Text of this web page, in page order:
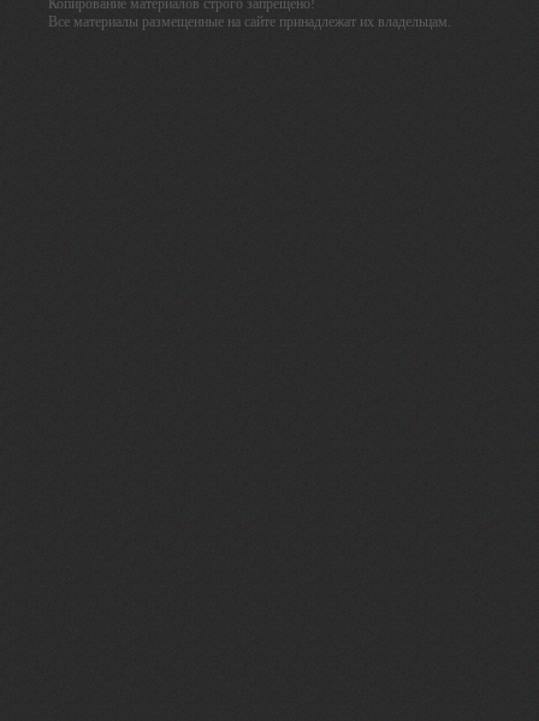
Копирование материалов строго запрещено!
Все материалы размещенные на сайте принадлежат их владельцам.